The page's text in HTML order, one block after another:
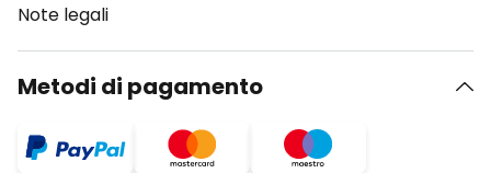
Note legali
Metodi di pagamento